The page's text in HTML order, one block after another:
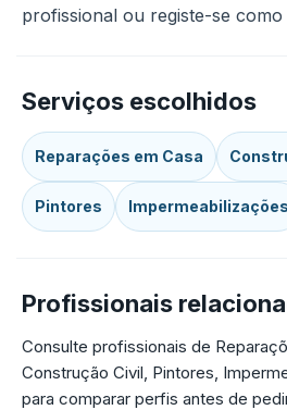
profissional ou registe-se
Serviços escolhidos
Reparações em Casa
Pintores Impermeabilizações
Profissionais
Consulte profissionais de
Construção Civil, Pintores,
para comparar perfis antes de